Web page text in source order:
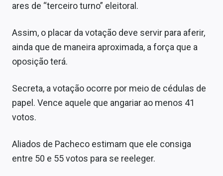
ares de “terceiro turno” eleitoral.
Assim, o placar da votação deve servir para aferir,
ainda que de maneira aproximada, a força que a
oposição terá.
Secreta, a votação ocorre por meio de cédulas de
papel. Vence aquele que angariar ao menos 41
votos.
Aliados de Pacheco estimam que ele consiga
entre 50 e 55 votos para se reeleger.